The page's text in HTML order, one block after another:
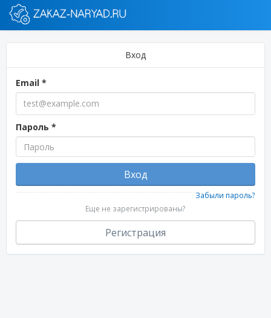
Вход
Email *
Пароль *
Вход
Забыли пароль?
Еще не зарегистрированы?
Регистрация